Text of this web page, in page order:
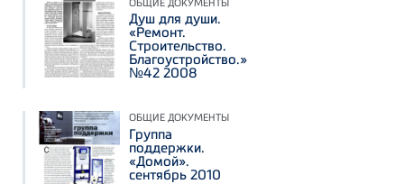
Душ для души.
«Ремонт.
Строительство.
Благоустройство.»
№42 2008
ОБЩИЕ ДОКУМЕНТЫ
Группа
поддержки.
«Домой».
сентябрь 2010